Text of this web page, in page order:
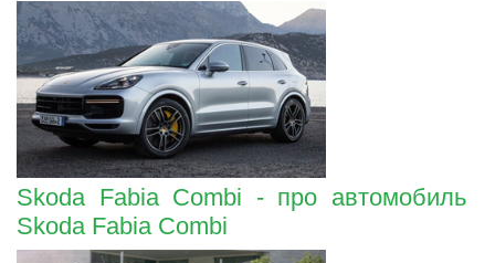
Skoda Fabia Combi - про автомобиль
Skoda Fabia Combi